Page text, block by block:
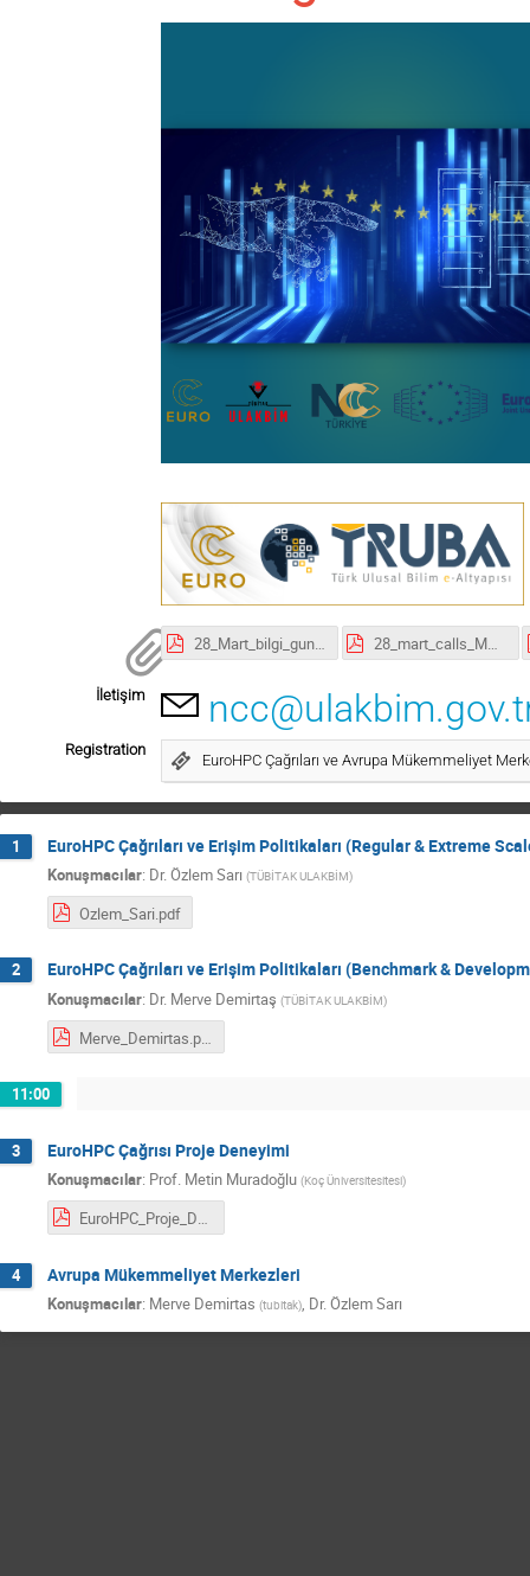
28_Mart_bilgi_gunu_OS.pdf 28_mart_calls_MD.pdf
İletişim
Registration
EuroHPC Çağrıları ve Avrupa Mükemmeliyet
1 EuroHPC Çağrıları ve Erişim Politikaları (Regular & Extreme
Konuşmacılar: Dr.Özlem Sarı (TÜBİTAK ULAKBİM)
Ozlem_Sari.pdf
2 EuroHPC Çağrıları ve Erişim Politikaları (Benchmark &
Konuşmacılar: Dr. Merve Demirtaş (TÜBİTAK ULAKBİM)
11:00
3 EuroHPC Çağrısı Proje Deneyimi
Konuşmacılar: Prof. Metin Muradoğlu (Koç Üniversitesitesi)
EuroHPC_Proje_Deneyimi_v3.pdf
4 Avrupa Mükemmeliyet Merkezleri
Konuşmacılar: Merve Demirtas (tubitak), Dr.Özlem Sarı